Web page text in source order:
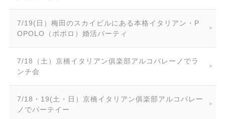
7/19(日）梅田のスカイビルにある本格イタリアン・P
OPOLO（ポポロ）婚活パーティ
7/18（土）京橋イタリアン俱楽部アルコバレーノでラ
ンチ会
7/18・19(土・日）京橋イタリアン俱楽部アルコバレー
ノでパーテイー